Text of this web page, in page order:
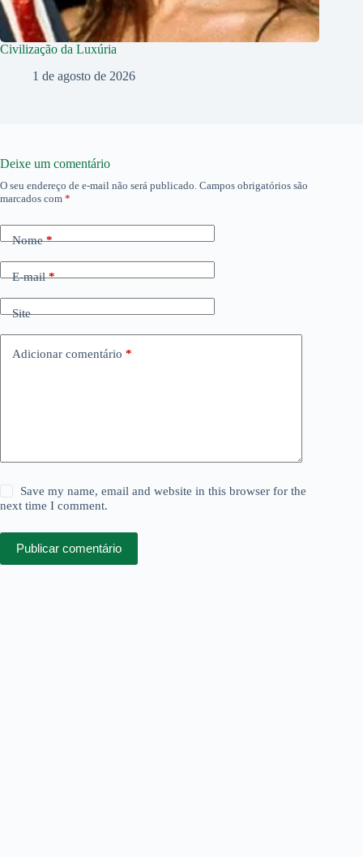
Civilização da Luxúria
1 de agosto de 2026
Deixe um comentário
O seu endereço de e-mail não será publicado. Campos obrigatórios são
marcados com *
Nome*
E-mail*
Site
Adicionar comentário *
Save my name, email and website in this browser for the
next time I comment.
Publicar comentário